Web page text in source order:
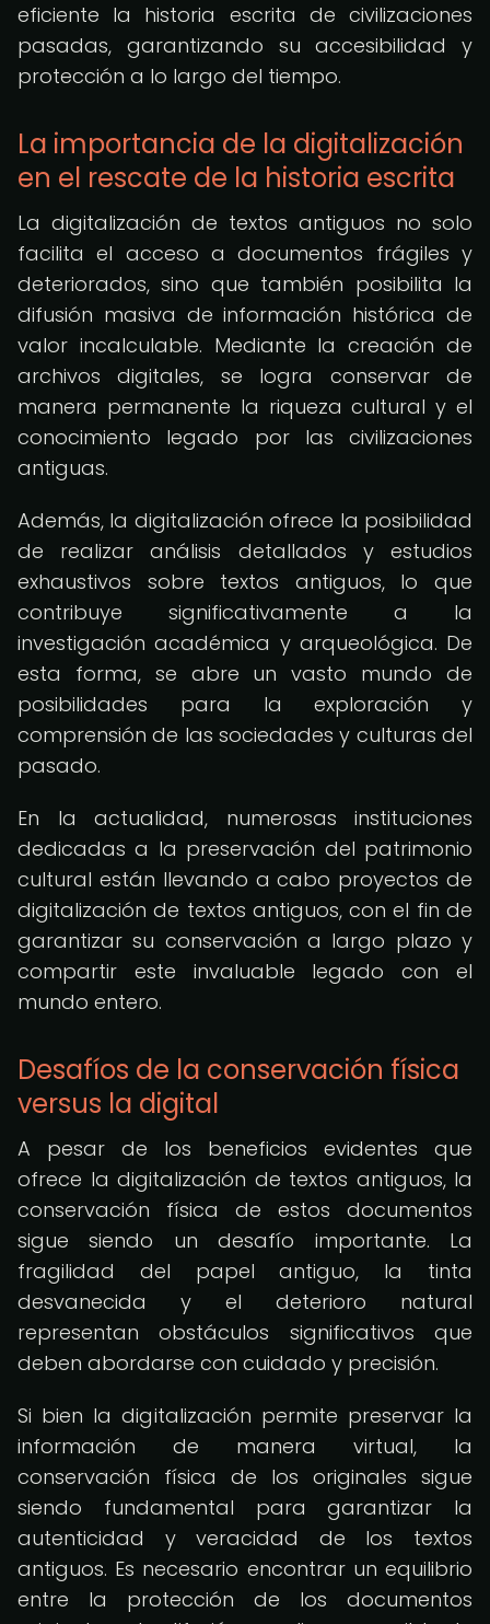
eficiente la historia escrita de civilizaciones
pasadas, garantizando su accesibilidad y
protección a lo largo del tiempo.
La importancia de la digitalización
en el rescate de la historia escrita
La digitalización de textos antiguos no solo
facilita el acceso a documentos frágiles y
deteriorados, sino que también posibilita la
difusión masiva de información histórica de
valor incalculable. Mediante la creación de
archivos digitales, se logra conservar de
manera permanente la riqueza cultural y el
conocimiento legado por las civilizaciones
antiguas.
Además, la digitalización ofrece la posibilidad
de realizar análisis detallados y estudios
exhaustivos sobre textos antiguos, lo que
contribuye significativamente a la
investigación académica y arqueológica. De
esta forma, se abre un vasto mundo de
posibilidades para la exploración y
comprensión de las sociedades y culturas del
pasado.
En la actualidad, numerosas instituciones
dedicadas a la preservación del patrimonio
cultural están llevando a cabo proyectos de
digitalización de textos antiguos, con el fin de
garantizar su conservación a largo plazo y
compartir este invaluable legado con el
mundo entero.
Desafíos de la conservación física
versus la digital
A pesar de los beneficios evidentes que
ofrece la digitalización de textos antiguos, la
conservación física de estos documentos
sigue siendo un desafío importante. La
fragilidad del papel antiguo, la tinta
desvanecida y el deterioro natural
representan obstáculos significativos que
deben abordarse con cuidado y precisión.
Si bien la digitalización permite preservar la
información de manera virtual, la
conservación física de los originales sigue
siendo fundamental para garantizar la
autenticidad y veracidad de los textos
antiguos. Es necesario encontrar un equilibrio
entre la protección de los documentos